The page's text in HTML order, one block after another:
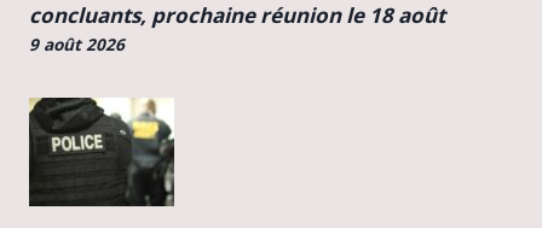
concluants, prochaine réunion le 18 août
9 août 2026